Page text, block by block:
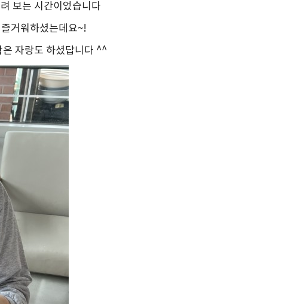
보는 시간이었습니다
거워하셨는데요~!
자랑도 하셨답니다 ^^